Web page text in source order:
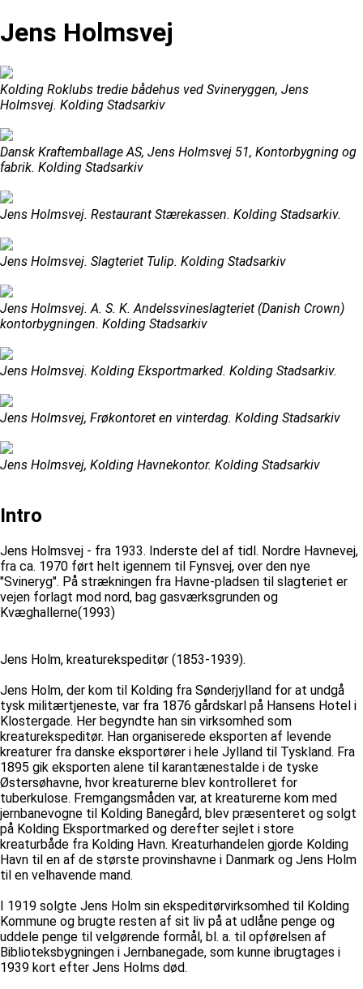
Jens Holmsvej
Kolding Roklubs tredie bådehus ved Svineryggen, Jens
Holmsvej. Kolding Stadsarkiv
Dansk Kraftemballage AS, Jens Holmsvej 51, Kontorbygning og
fabrik. Kolding Stadsarkiv
Jens Holmsvej. Restaurant Stærekassen. Kolding Stadsarkiv.
Jens Holmsvej. Slagteriet Tulip. Kolding Stadsarkiv
Jens Holmsvej. A. S. K. Andelssvineslagteriet (Danish Crown)
kontorbygningen. Kolding Stadsarkiv
Jens Holmsvej. Kolding Eksportmarked. Kolding Stadsarkiv.
Jens Holmsvej, Frøkontoret en vinterdag. Kolding Stadsarkiv
Jens Holmsvej, Kolding Havnekontor. Kolding Stadsarkiv
Intro
Jens Holmsvej - fra 1933. Inderste del af tidl. Nordre Havnevej,
fra ca. 1970 ført helt igennem til Fynsvej, over den nye
"Svineryg". På strækningen fra Havne-pladsen til slagteriet er
vejen forlagt mod nord, bag gasværksgrunden og
Kvæghallerne(1993)
Jens Holm, kreaturekspeditør (1853-1939).
Jens Holm, der kom til Kolding fra Sønderjylland for at undgå
tysk militærtjeneste, var fra 1876 gårdskarl på Hansens Hotel i
Klostergade. Her begyndte han sin virksomhed som
kreaturekspeditør. Han organiserede eksporten af levende
kreaturer fra danske eksportører i hele Jylland til Tyskland. Fra
1895 gik eksporten alene til karantænestalde i de tyske
Østersøhavne, hvor kreaturerne blev kontrolleret for
tuberkulose. Fremgangsmåden var, at kreaturerne kom med
jernbanevogne til Kolding Banegård, blev præsenteret og solgt
på Kolding Eksportmarked og derefter sejlet i store
kreaturbåde fra Kolding Havn. Kreaturhandelen gjorde Kolding
Havn til en af de største provinshavne i Danmark og Jens Holm
til en velhavende mand.
I 1919 solgte Jens Holm sin ekspeditørvirksomhed til Kolding
Kommune og brugte resten af sit liv på at udlåne penge og
uddele penge til velgørende formål, bl. a. til opførelsen af
Biblioteksbygningen i Jernbanegade, som kunne ibrugtages i
1939 kort efter Jens Holms død.